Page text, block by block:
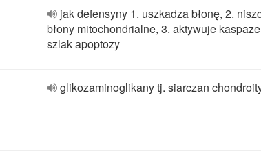
jak defensyny 1. uszkadza błonę, 2.
błony mitochondrialne, 3. aktywuje
szlak apoptozy
glikozaminoglikany tj. siarczan